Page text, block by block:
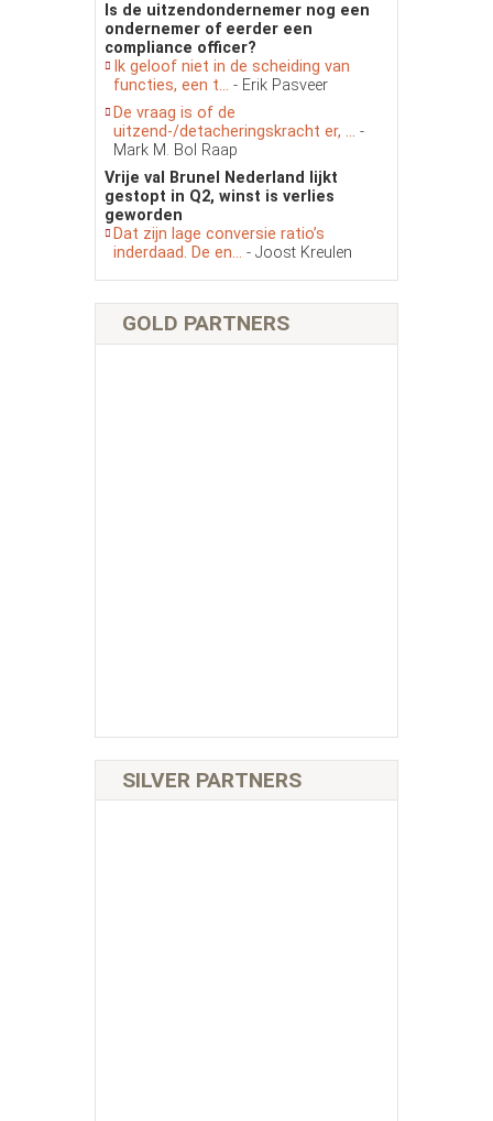
Is de uitzendondernemer nog een
ondernemer of eerder een
compliance officer?
Ik geloof niet in de scheiding van
functies, een t... - Erik Pasveer
De vraag is of de
uitzend-/detacheringskracht er, ... -
Mark M. Bol Raap
Vrije val Brunel Nederland lijkt
gestopt in Q2, winst is verlies
geworden
Dat zijn lage conversie ratio’s
inderdaad. De en... - Joost Kreulen
GOLD PARTNERS
SILVER PARTNERS